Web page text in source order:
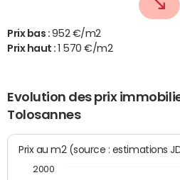
Prix bas : 952 €/m2
Prix haut :
1 570 €/m2
Evolution des prix
Tolosannes
Prix au m2 (source : estimations
2000